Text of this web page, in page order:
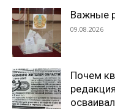
Важные
09.08.2026
Почем